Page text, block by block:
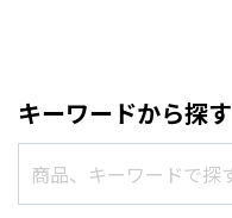
キーワードから探す